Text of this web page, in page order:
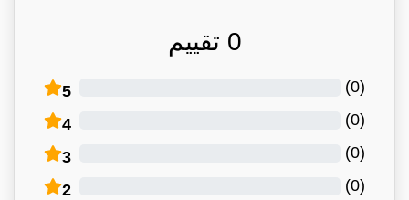
0 تقييم
5 (
0
)
4 (
0
)
3 (
0
)
2 (
0
)